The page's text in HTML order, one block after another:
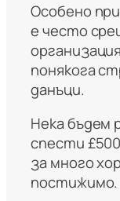
Особено
е често
понякога
данъци.
Нека бъдем
спести
за много
постижимо.